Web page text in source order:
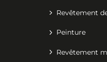
Revêtement
Peinture
Revêtement